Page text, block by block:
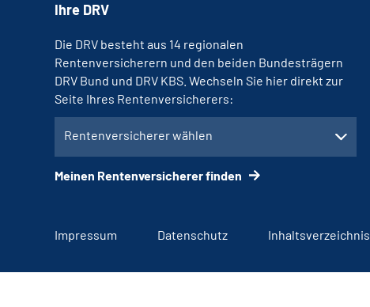
Ihre DRV
Die DRV besteht aus 14 regionalen
Rentenversicherern und den beiden Bundesträgern
DRV Bund und DRV KBS. Wechseln Sie hier direkt zur
Seite Ihres Rentenversicherers:
Rentenversicherer wählen
Meinen Rentenversicherer finden
Impressum Datenschutz Inhaltsverzeichnis